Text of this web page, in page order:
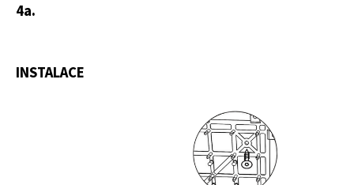
4a.
INSTALACE